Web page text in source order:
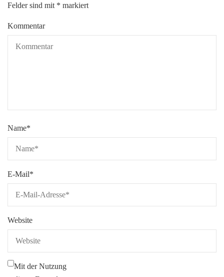
Felder sind mit * markiert
Kommentar
Name*
E-Mail*
Website
Mit der Nutzung